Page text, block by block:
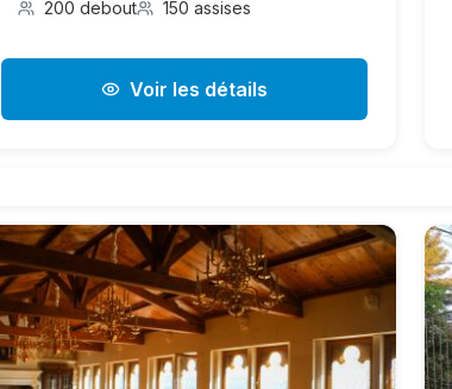
200 debout 150 assises
Voir les détails